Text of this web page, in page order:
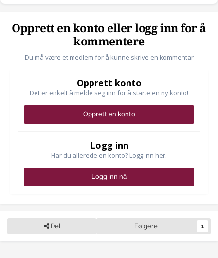
Opprett en konto eller logg inn for å
kommentere
Du må være et medlem for å kunne skrive en kommentar
Opprett konto
Det er enkelt å melde seg inn for å starte en ny konto!
Opprett en konto
Logg inn
Har du allerede en konto? Logg inn her.
Logg inn nå
Del Følgere 1